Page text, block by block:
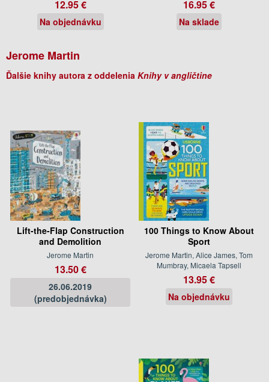
12.95 €
Na objednávku
16.95 €
Na sklade
Jerome Martin
Ďalšie knihy autora z oddelenia Knihy v angličtine
Lift-the-Flap Construction
and Demolition
Jerome Martin
13.50 €
26.06.2019
(predobjednávka)
100 Things to Know About
Sport
Jerome Martin, Alice James, Tom
Mumbray, Micaela Tapsell
13.95 €
Na objednávku